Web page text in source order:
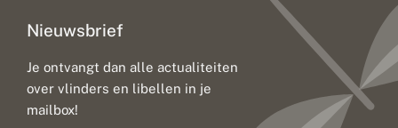
Nieuwsbrief
Je ontvangt dan alle actualiteiten
over vlinders en libellen in je
mailbox!